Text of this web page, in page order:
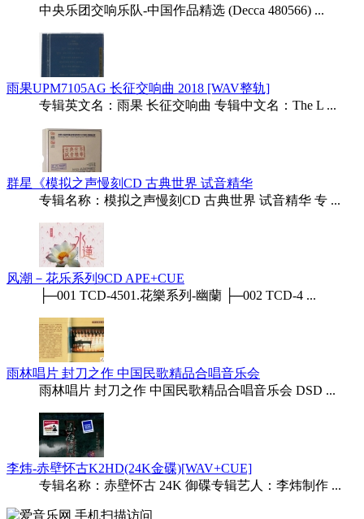
中央乐团交响乐队-中国作品精选 (Decca 480566) ...
雨果UPM7105AG 长征交响曲 2018 [WAV整轨]
专辑英文名：雨果 长征交响曲 专辑中文名：The L ...
群星《模拟之声慢刻CD 古典世界 试音精华
专辑名称：模拟之声慢刻CD 古典世界 试音精华 专 ...
风潮－花乐系列9CD APE+CUE
├─001 TCD-4501.花樂系列-幽蘭 ├─002 TCD-4 ...
雨林唱片 封刀之作 中国民歌精品合唱音乐会
雨林唱片 封刀之作 中国民歌精品合唱音乐会 DSD ...
李炜-赤壁怀古K2HD(24K金碟)[WAV+CUE]
专辑名称：赤壁怀古 24K 御碟专辑艺人：李炜制作 ...
手机扫描访问